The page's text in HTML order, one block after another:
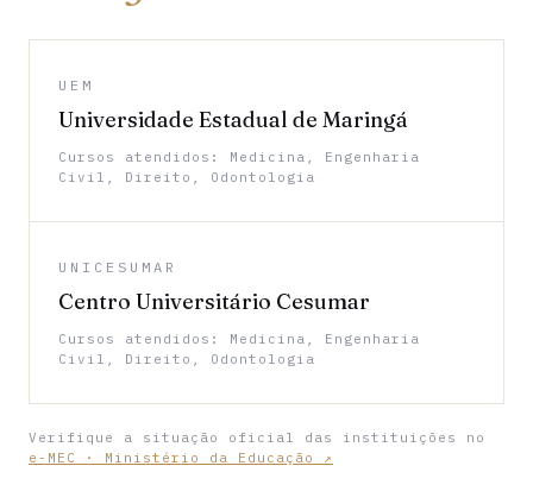
UEM
Universidade Estadual de Maringá
Cursos atendidos: Medicina, Engenharia
Civil, Direito, Odontologia
UNICESUMAR
Centro Universitário Cesumar
Cursos atendidos: Medicina, Engenharia
Civil, Direito, Odontologia
Verifique a situação oficial das instituições no
e-MEC · Ministério da Educação ↗